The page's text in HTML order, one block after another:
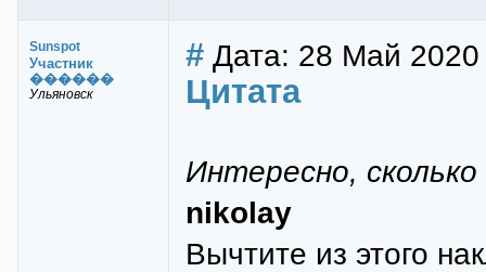
Sunspot
Участник
������
Ульяновск
# Дата: 28 Май 2020
Цитата
Интересно,
nikolay
Вычтите из этого